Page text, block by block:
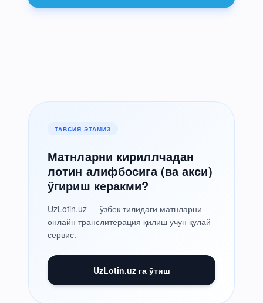
ТАВСИЯ ЭТАМИЗ
Матнларни кириллчадан
лотин алифбосига (ва акси)
ўгириш керакми?
UzLotin.uz — ўзбек тилидаги матнларни
онлайн транслитерация қилиш учун қулай
сервис.
UzLotin.uz га ўтиш